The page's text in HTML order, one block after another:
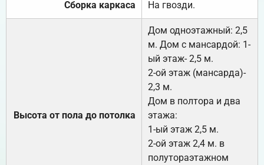
Сборка каркаса На гвозди.
Высота от пола до потолка
Дом одноэтажный: 2,5
м. Дом с мансардой: 1-
ый этаж- 2,5 м.
2-ой этаж (мансарда)-
2,3 м.
Дом в полтора и два
этажа:
1-ый этаж 2,5 м.
2-ой этаж 2,4 м. в
полутораэтажном